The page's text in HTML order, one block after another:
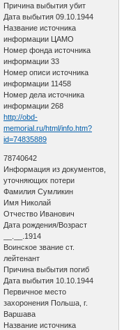
Причина выбытия убит
Дата выбытия 09.10.1944
Название источника
информации ЦАМО
Номер фонда источника
информации 33
Номер описи источника
информации 11458
Номер дела источника
информации 268
http://obd-
memorial.ru/html/info.htm?
id=74835889
78740642
Информация из документов,
уточняющих потери
Фамилия Сумликин
Имя Николай
Отчество Иванович
Дата рождения/Возраст
__.__.1914
Воинское звание ст.
лейтенант
Причина выбытия погиб
Дата выбытия 10.10.1944
Первичное место
захоронения Польша, г.
Варшава
Название источника